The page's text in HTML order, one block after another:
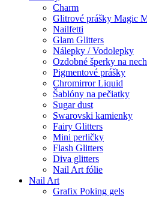
Charm
Glitrové prášky Magic
Nailfetti
Glam Glitters
Nálepky / Vodolepky
Ozdobné šperky na
Pigmentové prášky
Chromirror Liquid
Šablóny na pečiatky
Sugar dust
Swarovski kamienky
Fairy Glitters
Mini perličky
Flash Glitters
Diva glitters
Nail Art fólie
Nail Art
Grafix Poking gels